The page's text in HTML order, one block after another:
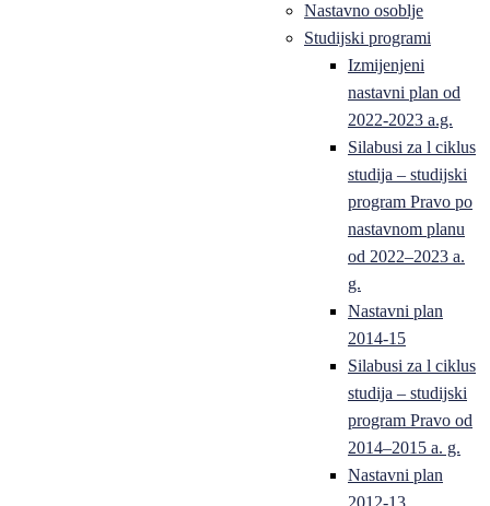
Nastavno osoblje
Studijski programi
Izmijenjeni
nastavni plan od
2022-2023 a.g.
Silabusi za l ciklus
studija – studijski
program Pravo po
nastavnom planu
od 2022–2023 a.
g.
Nastavni plan
2014-15
Silabusi za l ciklus
studija – studijski
program Pravo od
2014–2015 a. g.
Nastavni plan
2012-13